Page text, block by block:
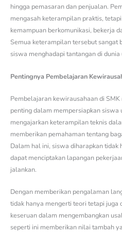
hingga pemasaran dan penjualan.
mengasah keterampilan praktis,
kemampuan berkomunikasi, bekerja
Semua keterampilan tersebut sangat
siswa menghadapi tantangan di
Pentingnya Pembelajaran
Pembelajaran kewirausahaan di
penting dalam mempersiapkan siswa
mengajarkan keterampilan teknis
memberikan pemahaman tentang
Dalam hal ini, siswa diharapkan tidak
dapat menciptakan lapangan
jalankan.
Dengan memberikan pengalaman
tidak hanya mengerti teori tetapi juga
keseruan dalam mengembangkan
seperti ini memberikan nilai tambah